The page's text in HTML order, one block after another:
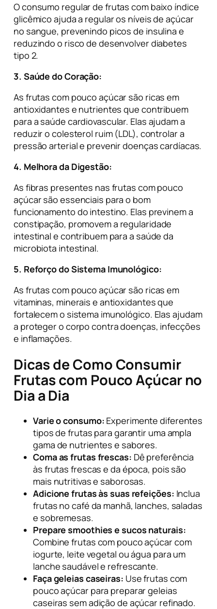
O consumo regular de frutas com baixo índice
glicêmico ajuda a regular os níveis de açúcar
no sangue, prevenindo picos de insulina e
reduzindo o risco de desenvolver diabetes
tipo 2.
3. Saúde do Coração:
As frutas com pouco açúcar são ricas em
antioxidantes e nutrientes que contribuem
para a saúde cardiovascular. Elas ajudam a
reduzir o colesterol ruim (LDL), controlar a
pressão arterial e prevenir doenças cardíacas.
4. Melhora da Digestão:
As fibras presentes nas frutas com pouco
açúcar são essenciais para o bom
funcionamento do intestino. Elas previnem a
constipação, promovem a regularidade
intestinal e contribuem para a saúde da
microbiota intestinal.
5. Reforço do Sistema Imunológico:
As frutas com pouco açúcar são ricas em
vitaminas, minerais e antioxidantes que
fortalecem o sistema imunológico. Elas ajudam
a proteger o corpo contra doenças, infecções
e inflamações.
Dicas de Como Consumir
Frutas com Pouco Açúcar no
Dia a Dia
Varie o consumo: Experimente diferentes
tipos de frutas para garantir uma ampla
gama de nutrientes e sabores.
Coma as frutas frescas: Dê preferência
às frutas frescas e da época, pois são
mais nutritivas e saborosas.
Adicione frutas às suas refeições: Inclua
frutas no café da manhã, lanches, saladas
e sobremesas.
Prepare smoothies e sucos naturais:
Combine frutas com pouco açúcar com
iogurte, leite vegetal ou água para um
lanche saudável e refrescante.
Faça geleias caseiras: Use frutas com
pouco açúcar para preparar geleias
caseiras sem adição de açúcar refinado.